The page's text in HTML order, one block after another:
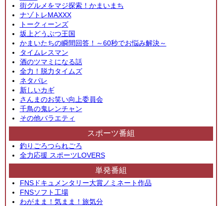
街グルメをマジ探索！かまいまち
ナゾトレMAXXX
トークィーンズ
坂上どうぶつ王国
かまいたちの瞬間回答！～60秒でお悩み解決～
タイムレスマン
酒のツマミになる話
全力！脱力タイムズ
ネタパレ
新しいカギ
さんまのお笑い向上委員会
千鳥の鬼レンチャン
その他バラエティ
スポーツ番組
釣りごろつられごろ
全力応援 スポーツLOVERS
単発番組
FNSドキュメンタリー大賞ノミネート作品
FNSソフト工場
わがまま！気まま！旅気分